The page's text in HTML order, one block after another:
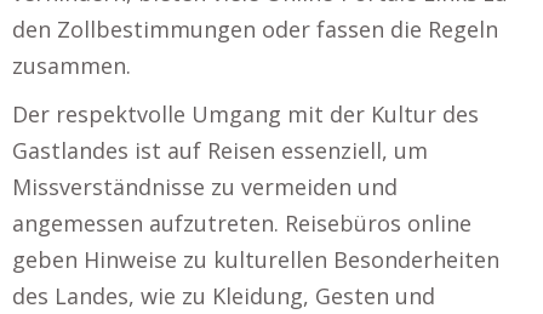
den Zollbestimmungen oder fassen die Regeln
zusammen.
Der respektvolle Umgang mit der Kultur des
Gastlandes ist auf Reisen essenziell, um
Missverständnisse zu vermeiden und
angemessen aufzutreten. Reisebüros online
geben Hinweise zu kulturellen Besonderheiten
des Landes, wie zu Kleidung, Gesten und